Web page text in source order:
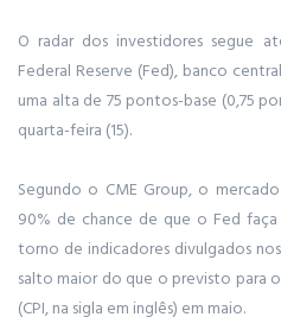
O radar dos investidores segue
Federal Reserve (Fed), banco
uma alta de 75 pontos-base (0,75
quarta-feira (15).
Segundo o CME Group, o
90% de chance de que o Fed faça
torno de indicadores divulgados
salto maior do que o previsto para
(CPI, na sigla em inglês) em maio.